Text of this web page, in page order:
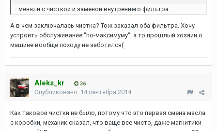
меняли с чисткой и заменой внутреннего фильтра.
А в чем заключалась чистка? Тож заказал оба фильтра. Хочу
устроить обслуживание "по-максимуму", а то прошлый хозяин о
машине вообще походу не заботился(
Aleks_kr 36
Опубликовано: 14 сентября 2014
Как таковой чистки не было, потому что это первая смена масла
с коробки, механик сказал, что ваще все чисто, даже магнитики